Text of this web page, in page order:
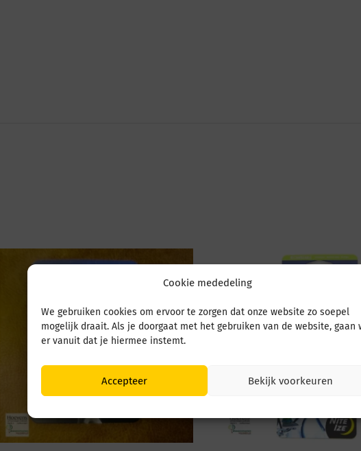
Cookie mededeling
We gebruiken cookies om ervoor te zorgen dat onze website zo soepel
mogelijk draait. Als je doorgaat met het gebruiken van de website, gaan
er vanuit dat je hiermee instemt.
Accepteer Bekijk voorkeuren